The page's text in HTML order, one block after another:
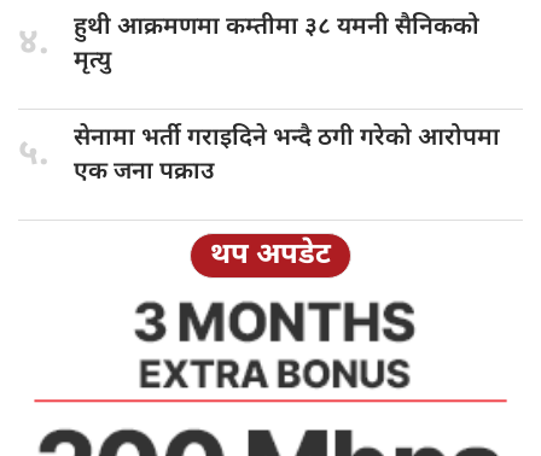
४. हुथी आक्रमणमाकम्तीमा ३८ यमनी सैनिकको
मृत्यु
५. सेनामा भर्तीगराइदिने भन्दै ठगी गरेको आरोपमा
एक जना पक्राउ
थप अपडेट